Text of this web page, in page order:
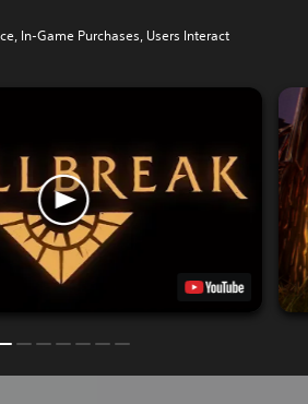
In-Game Purchases, Users Interact